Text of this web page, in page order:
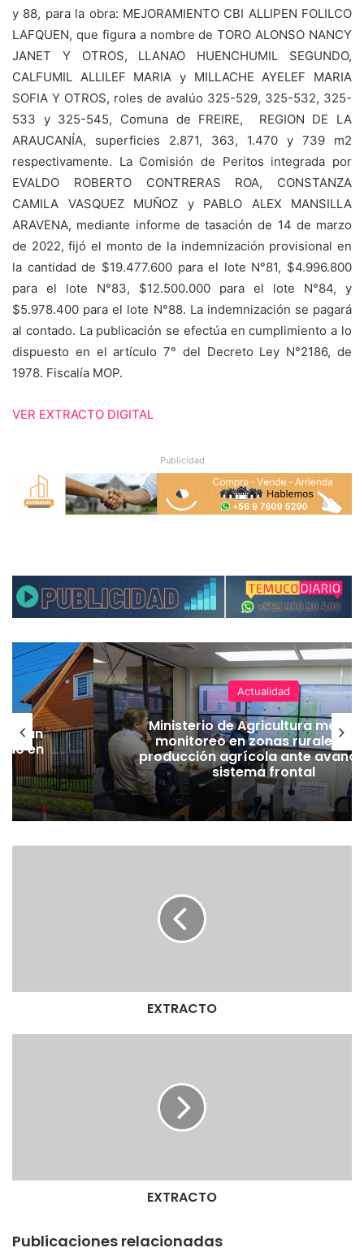
y 88, para la obra: MEJORAMIENTO CBI ALLIPEN FOLILCO
LAFQUEN, que figura a nombre de TORO ALONSO NANCY
JANET Y OTROS, LLANAO HUENCHUMIL SEGUNDO,
CALFUMIL ALLILEF MARIA y MILLACHE AYELEF MARIA
SOFIA Y OTROS, roles de avalúo 325-529, 325-532, 325-
533 y 325-545, Comuna de FREIRE, REGION DE LA
ARAUCANÍA, superficies 2.871, 363, 1.470 y 739 m2
respectivamente. La Comisión de Peritos integrada por
EVALDO ROBERTO CONTRERAS ROA, CONSTANZA
CAMILA VASQUEZ MUÑOZ y PABLO ALEX MANSILLA
ARAVENA, mediante informe de tasación de 14 de marzo
de 2022, fijó el monto de la indemnización provisional en
la cantidad de $19.477.600 para el lote N°81, $4.996.800
para el lote N°83, $12.500.000 para el lote N°84, y
$5.978.400 para el lote N°88. La indemnización se pagará
al contado. La publicación se efectúa en cumplimiento a lo
dispuesto en el artículo 7° del Decreto Ley N°2186, de
1978. Fiscalía MOP.
VER EXTRACTO DIGITAL
Publicidad
en
Actualidad
Ministerio de Agricultura
monitoreo en zonas rurales y
producción agrícola ante
sistema frontal
EXTRACTO
EXTRACTO
Publicaciones relacionadas